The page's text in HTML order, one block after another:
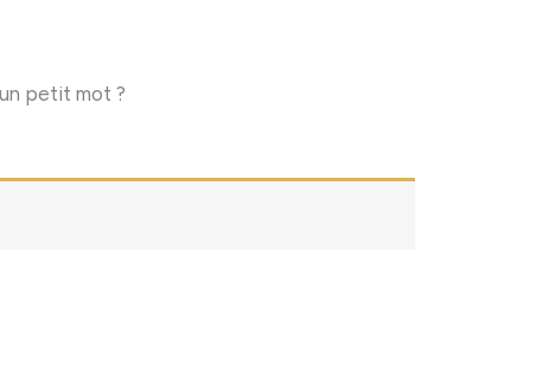
petit mot ?